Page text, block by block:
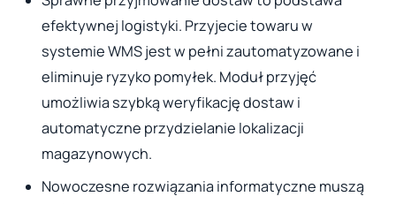
efektywnej logistyki. Przyjecie towaru w
systemie WMS jest w pełni zautomatyzowane i
eliminuje ryzyko pomyłek. Moduł przyjęć
umożliwia szybką weryfikację dostaw i
automatyczne przydzielanie lokalizacji
magazynowych.
Nowoczesne rozwiązania informatyczne muszą